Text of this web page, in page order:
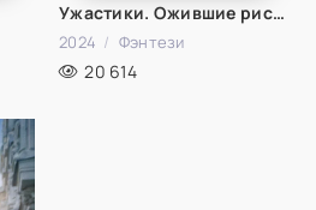
Ужастики. Ожившие рисунки
2024 Фэнтези
20 614